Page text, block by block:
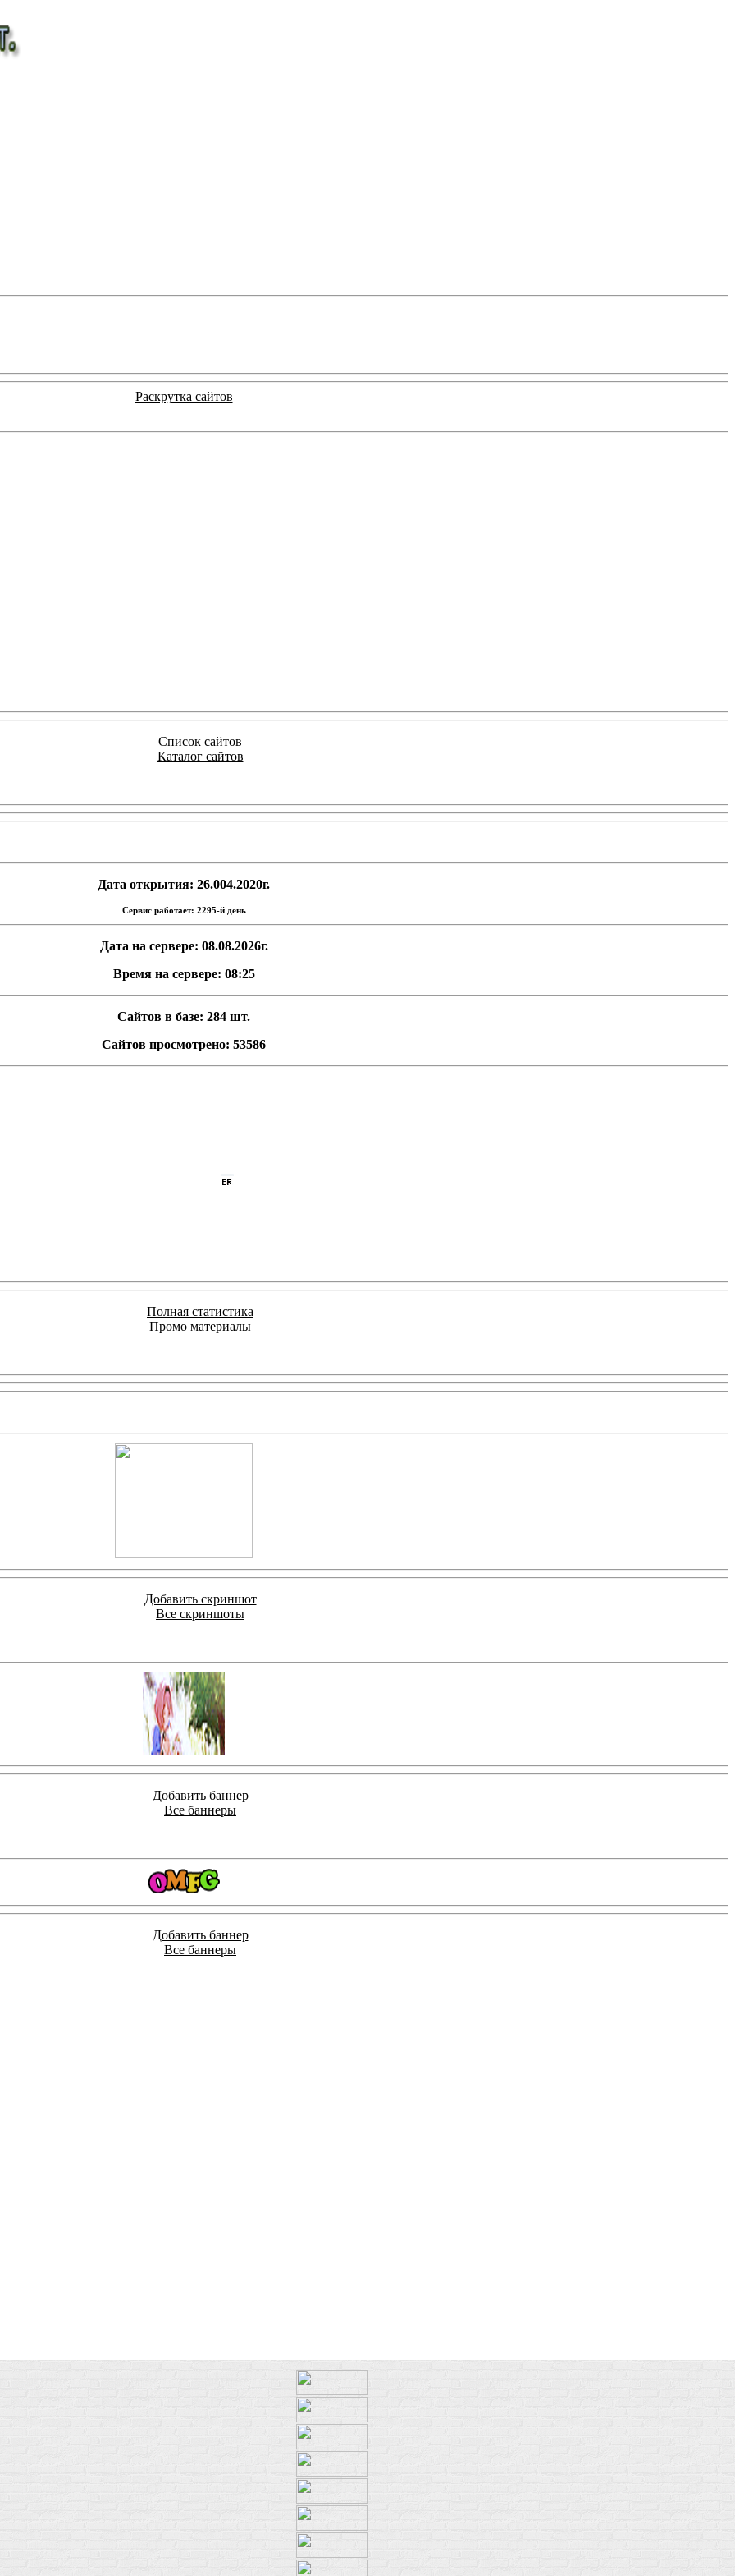
Раскрутка сайтов
Список сайтов
Каталог сайтов
Дата открытия: 26.004.2020г.
Сервис работает: 2295-й день
Дата на сервере: 08.08.2026г.
Время на сервере: 08:25
Сайтов в базе: 284 шт.
Сайтов просмотрено: 53586
Полная статистика
Промо материалы
Добавить скриншот
Все скриншоты
Добавить баннер
Все баннеры
Добавить баннер
Все баннеры